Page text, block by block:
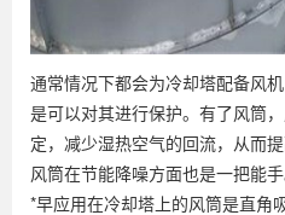
通常情况下都会为冷却塔配备风
是可以对其进行保护。有了风筒
定，减少湿热空气的回流，从而
风筒在节能降噪方面也是一把能手
*早应用在冷却塔上的风筒是直角